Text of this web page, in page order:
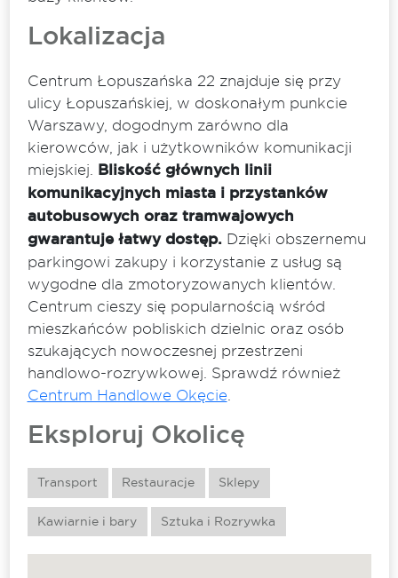
Lokalizacja
Centrum Łopuszańska 22 znajduje się przy
ulicy Łopuszańskiej, w doskonałym punkcie
Warszawy, dogodnym zarówno dla
kierowców, jak i użytkowników komunikacji
miejskiej. Bliskość głównych linii
komunikacyjnych miasta i przystanków
autobusowych oraz tramwajowych
gwarantuje łatwy dostęp.Dzięki obszernemu
parkingowi zakupy i korzystanie z usług są
wygodne dla zmotoryzowanych klientów.
Centrum cieszy się popularnością wśród
mieszkańców pobliskich dzielnic oraz osób
szukających nowoczesnej przestrzeni
handlowo-rozrywkowej. Sprawdź również
Centrum Handlowe Okęcie
Eksploruj Okolicę
Transport Restauracje Sklepy
Kawiarnie i bary Sztuka i Rozrywka